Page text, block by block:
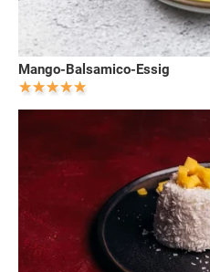
Mango-Balsamico-Essig